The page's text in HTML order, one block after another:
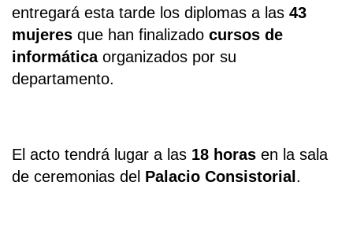
entregará esta tarde los diplomas a las 43
mujeres que han finalizado cursos de
informática organizados por su
departamento.
El acto tendrá lugar a las 18 horas en la sala
de ceremonias del Palacio Consistorial.